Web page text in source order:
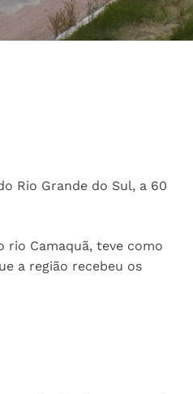
Rio Grande do Sul, a 60
rio Camaquã, teve como
a região recebeu os